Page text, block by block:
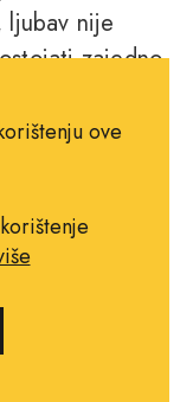
ljubav nije
zajedno,
ženama
– mogućnost
u kojima su i
A ako je
magija tek
ove